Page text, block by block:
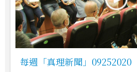
每週「真理新聞」09252020